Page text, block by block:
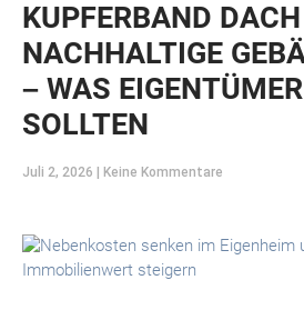
KUPFERBAND
NACHHALTIGE
– WAS
SOLLTEN
Juli 2, 2026 Keine Kommentare